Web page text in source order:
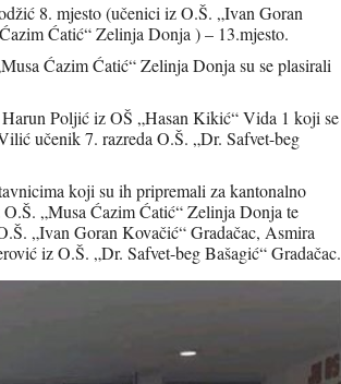
8. mjesto (učenici iz O.Š. „Ivan Goran
Ćatić“ Zelinja Donja ) – 13.mjesto.
Ćazim Ćatić“ Zelinja Donja su se plasirali
Poljić iz OŠ „Hasan Kikić“ Vida 1 koji se
učenik 7. razreda O.Š. „Dr. Safvet-beg
koji su ih pripremali za kantonalno
„Musa Ćazim Ćatić“ Zelinja Donja te
„Ivan Goran Kovačić“ Gradačac, Asmira
iz O.Š. „Dr. Safvet-beg Bašagić“ Gradačac.